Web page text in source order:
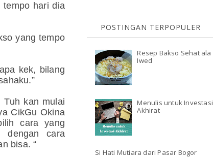
tempo hari dia
yang tempo
kek, bilang
Tuh kan mulai
CikGu Okina
cara yang
dengan cara
bisa. “
POSTINGAN TERPOPULER
Resep Bakso Sehat ala
Iwed
Menulis untuk Investasi
Akhirat
Si Hati Mutiara dari Pasar Bogor